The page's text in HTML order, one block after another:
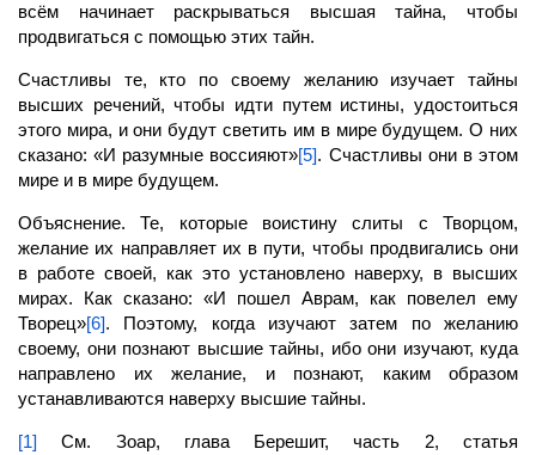
всём начинает раскрываться высшая тайна, чтобы
продвигаться с помощью этих тайн.
Счастливы те, кто по своему желанию изучает тайны
высших речений, чтобы идти путем истины, удостоиться
этого мира, и они будут светить им в мире будущем. О них
сказано: «И разумные воссияют»[5]. Счастливы они в этом
мире и в мире будущем.
Объяснение. Те, которые воистину слиты с Творцом,
желание их направляет их в пути, чтобы продвигались они
в работе своей, как это установлено наверху, в высших
мирах. Как сказано: «И пошел Аврам, как повелел ему
Творец»[6]. Поэтому, когда изучают затем по желанию
своему, они познают высшие тайны, ибо они изучают, куда
направлено их желание, и познают, каким образом
устанавливаются наверху высшие тайны.
[1] См. Зоар, глава Берешит, часть 2, статья